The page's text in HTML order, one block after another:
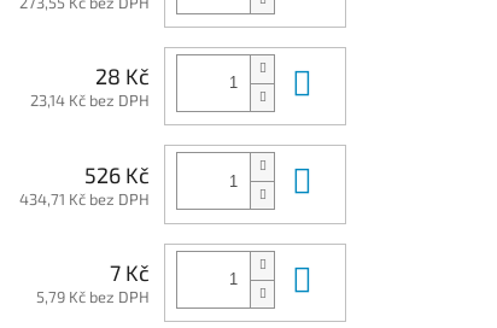
28 Kč
23,14 Kč bez DPH
526 Kč
434,71 Kč bez DPH
7 Kč
5,79 Kč bez DPH